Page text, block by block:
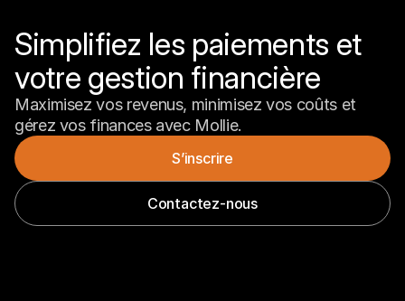
Simplifiez les paiements et
votre gestion financière
Maximisez vos revenus, minimisez vos coûts et
gérez vos finances avec Mollie.
S’inscrire
Contactez-nous